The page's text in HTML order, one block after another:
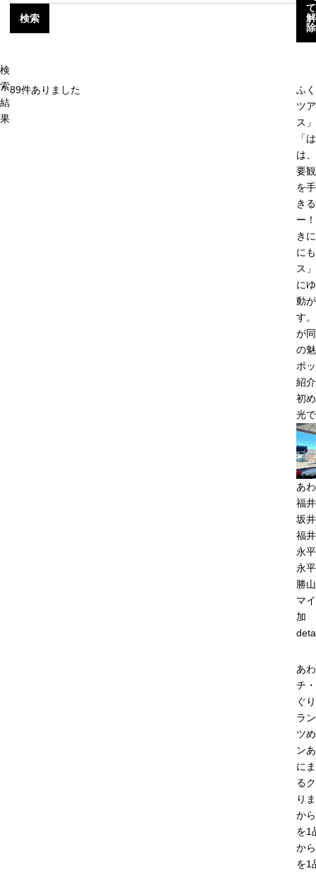
検索
て
解
除
検
索
結
果
89件ありました
ふ
ツ
ス」
「
は
要
を
き
ー
き
に
ス
に
動
す
が
の
ポ
紹
初
光
あ
福
坂
福
永
永
勝
マ
加
あ
チ
ぐ
ラ
ツ
ン
に
る
り
か
を1
か
を1